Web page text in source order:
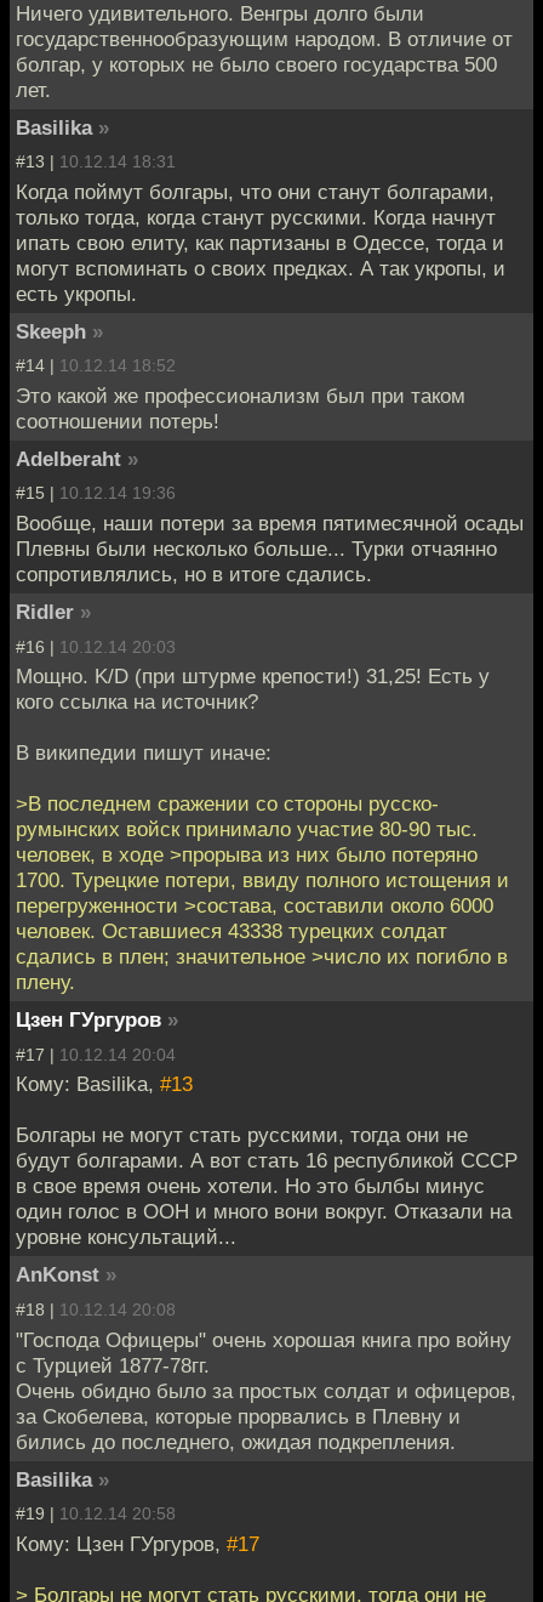
Ничего удивительного. Венгры долго были
государственнообразующим народом. В отличие от
болгар, у которых не было своего государства 500
лет.
Basilika »
#13 | 10.12.14 18:31
Когда поймут болгары, что они станут болгарами,
только тогда, когда станут русскими. Когда начнут
ипать свою елиту, как партизаны в Одессе, тогда и
могут вспоминать о своих предках. А так укропы, и
есть укропы.
Skeeph »
#14 | 10.12.14 18:52
Это какой же профессионализм был при таком
соотношении потерь!
Adelberaht »
#15 | 10.12.14 19:36
Вообще, наши потери за время пятимесячной осады
Плевны были несколько больше... Турки отчаянно
сопротивлялись, но в итоге сдались.
Ridler »
#16 | 10.12.14 20:03
Мощно. K/D (при штурме крепости!) 31,25! Есть у
кого ссылка на источник?
В википедии пишут иначе:
>В последнем сражении со стороны русско-
румынских войск принимало участие 80-90 тыс.
человек, в ходе >прорыва из них было потеряно
1700. Турецкие потери, ввиду полного истощения и
перегруженности >состава, составили около 6000
человек. Оставшиеся 43338 турецких солдат
сдались в плен; значительное >число их погибло в
плену.
Цзен ГУргуров »
#17 | 10.12.14 20:04
Кому: Basilika, #13
Болгары не могут стать русскими, тогда они не
будут болгарами. А вот стать 16 республикой СССР
в свое время очень хотели. Но это былбы минус
один голос в ООН и много вони вокруг. Отказали на
уровне консультаций...
AnKonst »
#18 | 10.12.14 20:08
"Господа Офицеры" очень хорошая книга про войну
с Турцией 1877-78гг.
Очень обидно было за простых солдат и офицеров,
за Скобелева, которые прорвались в Плевну и
бились до последнего, ожидая подкрепления.
Basilika »
#19 | 10.12.14 20:58
Кому: Цзен ГУргуров, #17
> Болгары не могут стать русскими, тогда они не